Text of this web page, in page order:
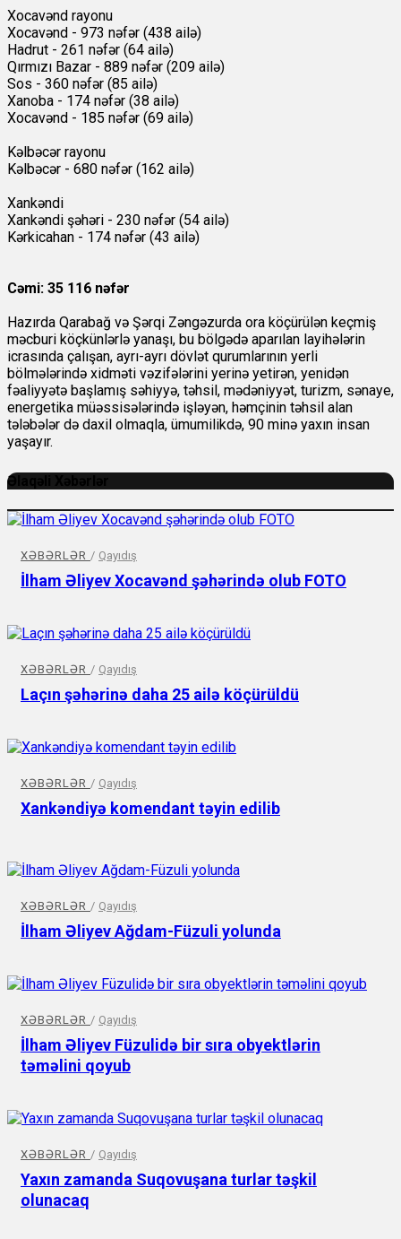
Xocavənd rayonu
Xocavənd - 973 nəfər (438 ailə)
Hadrut - 261 nəfər (64 ailə)
Qırmızı Bazar - 889 nəfər (209 ailə)
Sos - 360 nəfər (85 ailə)
Xanoba - 174 nəfər (38 ailə)
Xocavənd - 185 nəfər (69 ailə)
Kəlbəcər rayonu
Kəlbəcər - 680 nəfər (162 ailə)
Xankəndi
Xankəndi şəhəri - 230 nəfər (54 ailə)
Kərkicahan - 174 nəfər (43 ailə)
Cəmi: 35 116 nəfər
Hazırda Qarabağ və Şərqi Zəngəzurda ora köçürülən keçmiş
məcburi köçkünlərlə yanaşı, bu bölgədə aparılan layihələrin
icrasında çalışan, ayrı-ayrı dövlət qurumlarının yerli
bölmələrində xidməti vəzifələrini yerinə yetirən, yenidən
fəaliyyətə başlamış səhiyyə, təhsil, mədəniyyət, turizm, sənaye,
energetika müəssisələrində işləyən, həmçinin təhsil alan
tələbələr də daxil olmaqla, ümumilikdə, 90 minə yaxın insan
yaşayır.
Əlaqəli Xəbərlər
XƏBƏRLƏR / Qayıdış
İlham Əliyev Xocavənd şəhərində olub FOTO
XƏBƏRLƏR / Qayıdış
Laçın şəhərinə daha 25 ailə köçürüldü
XƏBƏRLƏR / Qayıdış
Xankəndiyə komendant təyin edilib
XƏBƏRLƏR / Qayıdış
İlham Əliyev Ağdam-Füzuli yolunda
XƏBƏRLƏR / Qayıdış
İlham Əliyev Füzulidə bir sıra obyektlərin
təməlini qoyub
XƏBƏRLƏR / Qayıdış
Yaxın zamanda Suqovuşana turlar təşkil
olunacaq